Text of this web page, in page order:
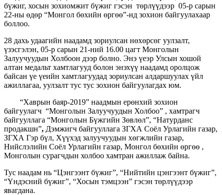
бүжиг, хосын зохиомжит бүжиг гэсэн төрлүүдээр 05-р сарын
22-ны өдөр “Монгол бөхийн өргөө”-нд зохион байгуулахаар
боллоо.
28 дахь удаагийн наадамд зориулсан нөхөрсөг уулзалт,
үзэсгэлэн, 05-р сарын 21-ний 16.00 цагт Монголын
Залуучуудын Холбоон дээр болно. Энэ үеэр Улсын хошой
алтан медальт хамтлагууд болон энэхүү наадамд оролцож
байсан үе үеийн хамтлагуудад зориулсан алдаршуулах үйл
ажиллагаа, уулзалт тус тус зохион байгуулагдах юм.
“Хаврын баяр-2019” наадмын ерөнхий зохион
байгуулагч “Монголын Залуучуудын Холбоо” , хамтрагч
байгууллага “Монголын Бүжгийн Зөвлөл”, “Натурданс
продакшн”, Дэмжигч байгууллага ЗГХА Соёл Урлагийн газар,
ЗГХА Гэр бүл, Хүүхэд залуучуудын хөгжлийн газар,
Нийслэлийн Соёл Урлагийн газар, Монгол бөхийн өргөө ,
Монголын сурагчдын холбоо хамтран ажиллаж байна.
Тус наадам нь “Цэнгээнт бүжиг”, “Нийтийн цэнгээнт бүжиг”,
“Үндэсний бүжиг”, “Хосын тэмцээн” гэсэн төрлүүдээр
явагдана.